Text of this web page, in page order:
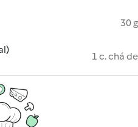
30 g
1 c. chá de